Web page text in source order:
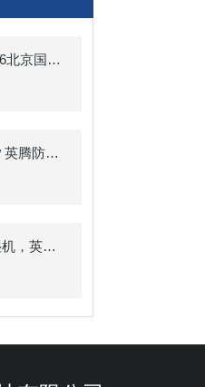
找同腾，看防爆！2026北京国防信息化展，河南同腾与您面对面
危化品仓库温度超标？英腾防爆空调来帮忙，BKF-50-Ex 强劲制冷，安全可靠
军工**库专用防爆除湿机，英腾BCF-7保障**安全储存